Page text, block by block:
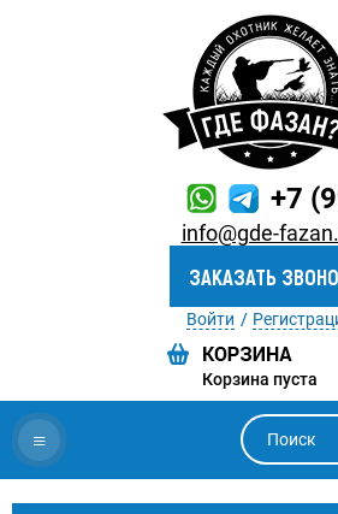
+7
info@gde-
ЗАКАЗАТЬ
Войти
Корзина пуста
≡